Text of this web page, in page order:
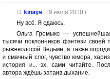
kinaye, 19 июля 2010 г.
Ну всё. Я сдаюсь.
Ольга Громыко —
тысячи поклонников фэнтези своей
рыжеволосой Ведьме, а также
и смачный слог, чувство юмора,
история и... эх, сами читайте.
автора ждёшь затаив дыхание.